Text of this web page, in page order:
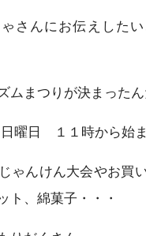
さんにお伝えした
ムまつりが決まったん
日曜日 １１時から始
ゃんけん大会やお買
ト、綿菓子・・・